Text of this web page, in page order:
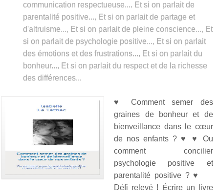
communication respectueuse..., Et si on parlait de
parentalité positive..., Et si on parlait de partage et
d'altruisme..., Et si on parlait de pleine conscience..., Et
si on parlait de psychologie positive..., Et si on parlait
des émotions et des frustrations..., Et si on parlait du
bonheur..., Et si on parlait du respect et de la richesse
des différences...
♥ Comment semer des
graines de bonheur et de
bienveillance dans le cœur
de nos enfants ? ♥ ♥ Ou
comment concilier
psychologie positive et
parentalité positive ? ♥
Défi relevé ! Écrire un livre